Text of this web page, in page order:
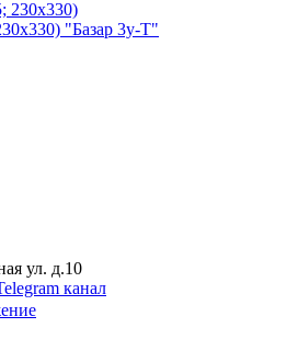
"Базар 3у-Т"
ул. д.10
канал